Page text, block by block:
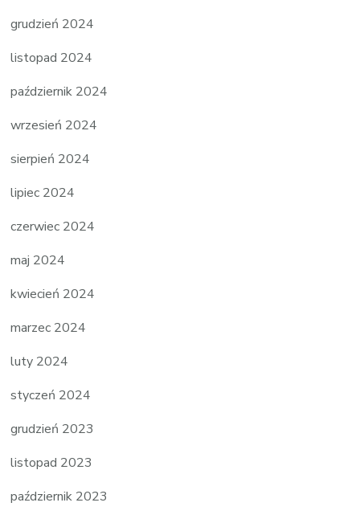
grudzień 2024
listopad 2024
październik 2024
wrzesień 2024
sierpień 2024
lipiec 2024
czerwiec 2024
maj 2024
kwiecień 2024
marzec 2024
luty 2024
styczeń 2024
grudzień 2023
listopad 2023
październik 2023